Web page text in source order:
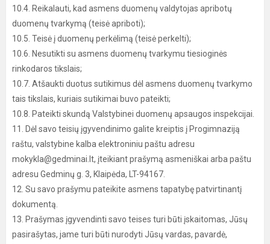
10.4. Reikalauti, kad asmens duomenų valdytojas apribotų
duomenų tvarkymą (teisė apriboti);
10.5. Teisė į duomenų perkėlimą (teisė perkelti);
10.6. Nesutikti su asmens duomenų tvarkymu tiesioginės
rinkodaros tikslais;
10.7. Atšaukti duotus sutikimus dėl asmens duomenų tvarkymo
tais tikslais, kuriais sutikimai buvo pateikti;
10.8. Pateikti skundą Valstybinei duomenų apsaugos inspekcijai.
11. Dėl savo teisių įgyvendinimo galite kreiptis į Progimnaziją
raštu, valstybine kalba elektroniniu paštu adresu
mokykla@gedminai.lt, įteikiant prašymą asmeniškai arba paštu
adresu Gedminų g. 3, Klaipėda, LT-94167.
12. Su savo prašymu pateikite asmens tapatybę patvirtinantį
dokumentą.
13. Prašymas įgyvendinti savo teises turi būti įskaitomas, Jūsų
pasirašytas, jame turi būti nurodyti Jūsų vardas, pavardė,